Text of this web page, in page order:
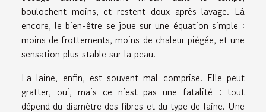
boulochent moins, et restent doux après lavage. Là
encore, le bien-être se joue sur une équation simple :
moins de frottements, moins de chaleur piégée, et une
sensation plus stable sur la peau.
La laine, enfin, est souvent mal comprise. Elle peut
gratter, oui, mais ce n’est pas une fatalité : tout
dépend du diamètre des fibres et du type de laine. Une